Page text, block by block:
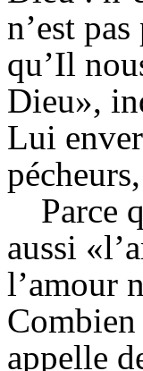
n’est
qu’Il
Dieu»,
Lui
Parce
aussi
l’amour
appelle